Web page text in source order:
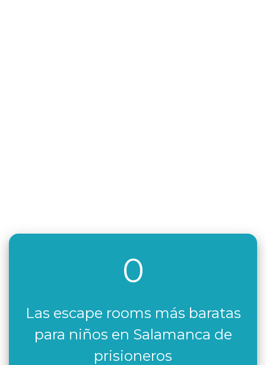
0
Las escape rooms más baratas
para niños en Salamanca de
prisioneros